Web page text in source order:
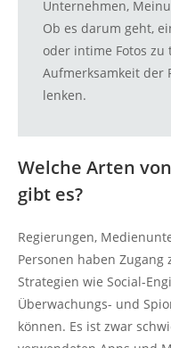
Unternehmen,
Ob es darum geht,
oder intime Fotos zu
Aufmerksamkeit der
lenken.
Welche Arten
gibt es?
Regierungen,
Personen haben
Strategien wie Social-
Überwachungs- und
können. Es ist zwar